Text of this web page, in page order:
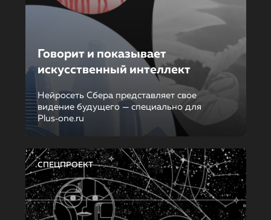
Говорит и показывает
искусственный интеллект
Нейросеть Сбера представляет свое
видение будущего — специально для
Plus‑one.ru
СПЕЦПРОЕКТ